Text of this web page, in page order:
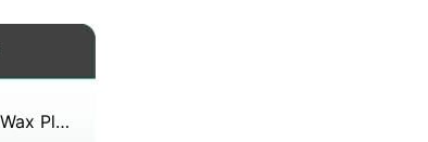
Hvordan å oppløse en Ear Wax Plug